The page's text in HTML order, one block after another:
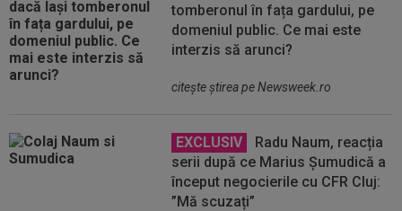
tomberonul în fața gardului, pe
domeniul public. Ce mai este
interzis să arunci?
citeşte ştirea pe Newsweek.ro
EXCLUSIV
Radu Naum, reacția
serii după ce Marius Șumudică a
început negocierile cu CFR Cluj:
”Mă scuzați”